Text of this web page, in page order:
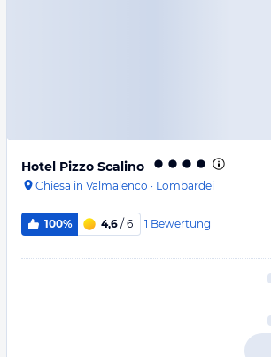
Hotel Pizzo Scalino
Chiesa in Valmalenco · Lombardei
100% 4,6 / 6 1 Bewertung